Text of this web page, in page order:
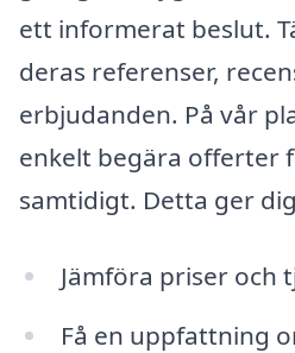
ett informerat beslut.
deras referenser,
erbjudanden. På vår
enkelt begära offerter
samtidigt. Detta ger
Jämföra priser och
Få en uppfattning